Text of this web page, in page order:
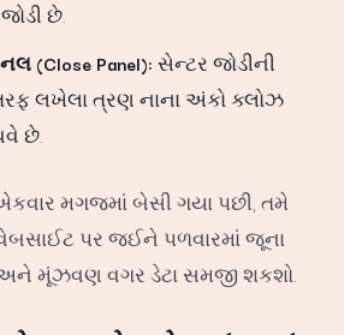
છે.
(Close Panel): સેન્ટર જોડીની
લખેલા ત્રણ નાના અંકો ક્લોઝ
છે.
મગજમાં બેસી ગયા પછી, તમે
પર જઈને પળવારમાં જૂના
અને મૂંઝવણ વગર ડેટા સમજી શકશો.